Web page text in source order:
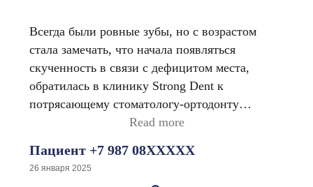
Всегда были ровные зубы, но с возрастом
стала замечать, что начала появляться
скученность в связи с дефицитом места,
обратилась в клинику Strong Dent к
потрясающему стоматологу-ортодонту
Елизавете Евгеньевне Дончук! Она отличный
врач был со мной на одной волне, подробно
объяснял и создавал комфортную обстановку,
Read more
Пациент +7 987 08XXXXX
26 января 2025